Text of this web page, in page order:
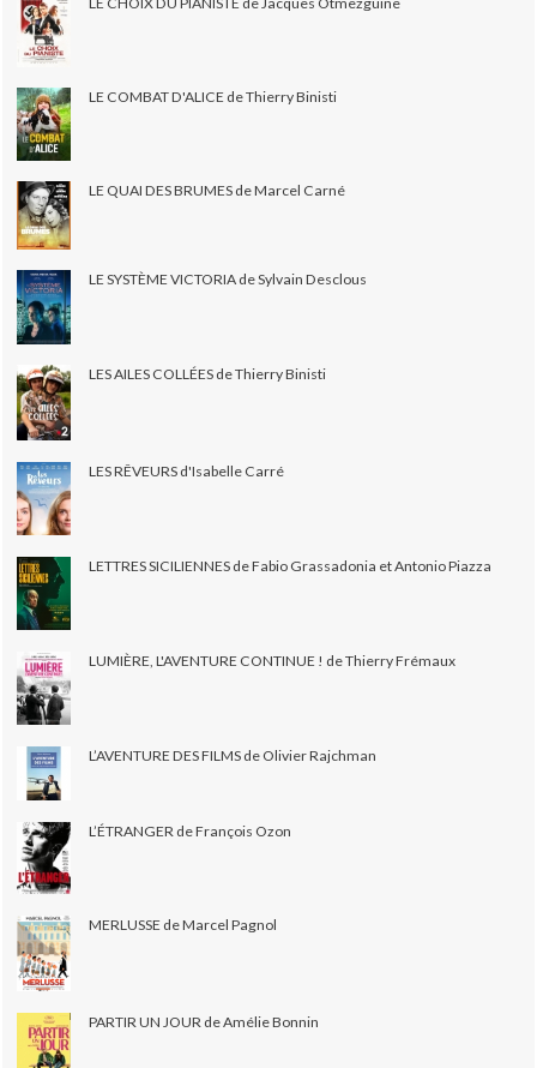
LE COMBAT D'ALICE de Thierry Binisti
LE QUAI DES BRUMES de Marcel Carné
LE SYSTÈME VICTORIA de Sylvain Desclous
LES AILES COLLÉES de Thierry Binisti
LES RÊVEURS d'Isabelle Carré
LETTRES SICILIENNES de Fabio Grassadonia et Antonio Piazza
LUMIÈRE, L'AVENTURE CONTINUE ! de Thierry Frémaux
L’AVENTURE DES FILMS de Olivier Rajchman
L’ÉTRANGER de François Ozon
MERLUSSE de Marcel Pagnol
PARTIR UN JOUR de Amélie Bonnin